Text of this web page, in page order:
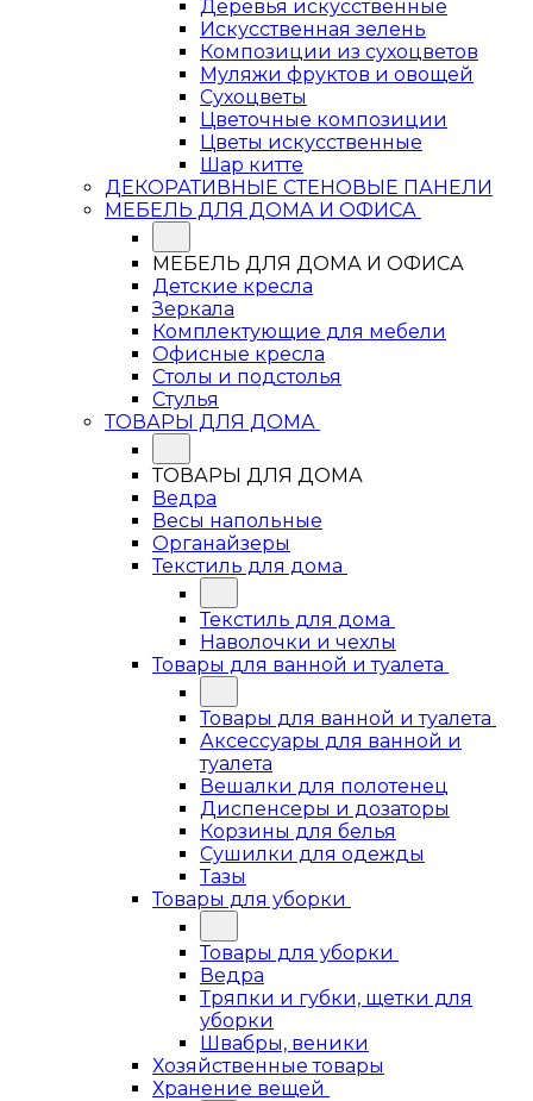
Деревья искусственные
Искусственная зелень
Композиции из сухоцветов
Муляжи фруктов и овощей
Сухоцветы
Цветочные композиции
Цветы искусственные
Шар китте
ДЕКОРАТИВНЫЕ СТЕНОВЫЕ ПАНЕЛИ
МЕБЕЛЬ ДЛЯ ДОМА И ОФИСА
МЕБЕЛЬ ДЛЯ ДОМА И ОФИСА
Детские кресла
Зеркала
Комплектующие для мебели
Офисные кресла
Столы и подстолья
Стулья
ТОВАРЫ ДЛЯ ДОМА
ТОВАРЫ ДЛЯ ДОМА
Ведра
Весы напольные
Органайзеры
Текстиль для дома
Текстиль для дома
Наволочки и чехлы
Товары для ванной и туалета
Товары для ванной и туалета
Аксессуары для ванной и
туалета
Вешалки для полотенец
Диспенсеры и дозаторы
Корзины для белья
Сушилки для одежды
Тазы
Товары для уборки
Товары для уборки
Ведра
Тряпки и губки, щетки для
уборки
Швабры, веники
Хозяйственные товары
Хранение вещей